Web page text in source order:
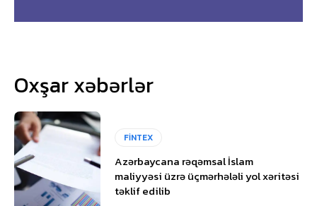
Oxşar xəbərlər
FİNTEX
Azərbaycana rəqəmsal İslam
maliyyəsi üzrə üçmərhələli yol xəritəsi
təklif edilib